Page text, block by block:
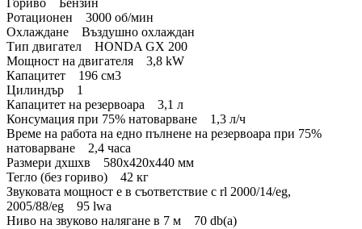
Гориво Бензин
Ротационен 3000 об/мин
Охлаждане Въздушно охлаждан
Тип двигател HONDA GX 200
Мощност на двигателя 3,8 kW
Капацитет 196 см3
Цилиндър 1
Капацитет на резервоара 3,1 л
Консумация при 75% натоварване 1,3 л/ч
Време на работа на едно пълнене на резервоара при 75%
натоварване 2,4 часа
Размери дхшхв 580x420x440 мм
Тегло (без гориво) 42 кг
Звуковата мощност е в съответствие с rl 2000/14/eg,
2005/88/eg 95 lwa
Ниво на звуково налягане в 7 м 70 db(a)